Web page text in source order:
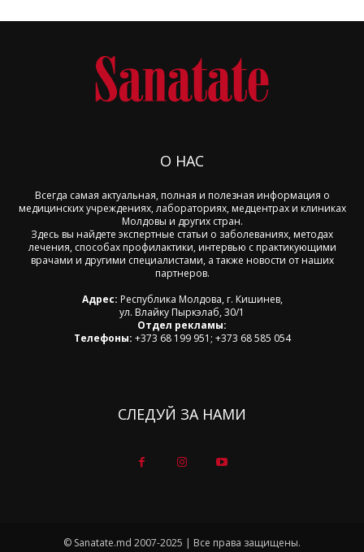
О НАС
Всегда самая актуальная, полная и полезная информация о
медицинских учреждениях, лабораториях, медцентрах и клиниках
Молдовы и других стран.
Здесь вы найдете экспертные статьи о заболеваниях, методах
лечения, способах профилактики, интервью с практикующими
врачами и другими специалистами, а также новости от наших
партнеров.
Адрес: Республика Молдова, г. Кишинев,
ул. Влайку Пыркэлаб, 30/1
Отдел рекламы:
Телефоны: +373 68 199 951; +373 68 585 054
СЛЕДУЙ ЗА НАМИ
© Sanatate.md 2007-2025 | Все права защищены.